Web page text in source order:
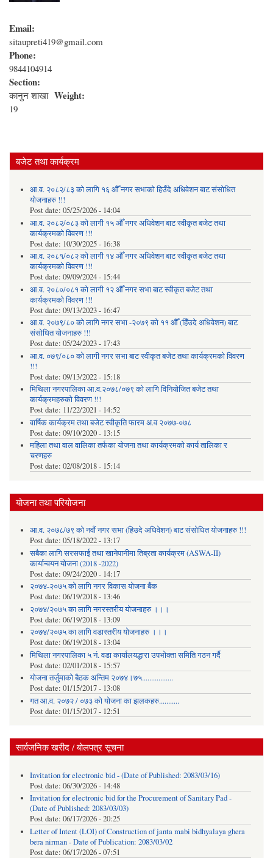
Email:
sitaupreti419@gmail.com
Phone:
9844104914
Section:
कानुन शाखा Weight:
19
बजेट तथा कार्यक्रम
आ.व. २०८२/८३ को लागि १६ औँ नगर सभाको हिउँदे अधिवेशन बाट संसोधित
योजनाहरु !!!
Post date: 05/25/2026 - 14:04
आ.व. २०८२/०८३ को लागी १५ औँ नगर अधिवेशन बाट स्वीकृत बजेट तथा
कार्यक्रमको विवरण !!!
Post date: 10/30/2025 - 16:38
आ.व. २०८१/०८२ को लागी १४ औँ नगर अधिवेशन बाट स्वीकृत बजेट तथा
कार्यक्रमको विवरण !!!
Post date: 09/09/2024 - 15:44
आ.व. २०८०/०८१ को लागी १२ औँ नगर सभा बाट स्वीकृत बजेट तथा
कार्यक्रमको विवरण !!!
Post date: 09/13/2023 - 16:47
आ.व. २०७९/८० को लागि नगर सभा -२०७९ को ११ औँ (हिँउदे अधिवेशन) बाट
संसोधित योजनाहरु !!!
Post date: 05/24/2023 - 17:43
आ.व. ०७९/०८० को लागी नगर सभा बाट स्वीकृत बजेट तथा कार्यक्रमको विवरण
!!!
Post date: 09/13/2022 - 15:18
मिथिला नगरपालिका आ.व.२०७८/०७९ को लागि विनियोजित बजेट तथा
कार्यक्रमहरुको विवरण !!!
Post date: 11/22/2021 - 14:52
वार्षिक कार्यक्रम तथा बजेट स्वीकृति फारम अ.व २०७७-०७८
Post date: 09/10/2020 - 13:15
महिला तथा वाल वालिका तर्फका याेजना तथा कार्यक्रमकाे कार्य तालिका र
चरणहरु
Post date: 02/08/2018 - 15:14
योजना तथा परियोजना
आ.व. २०७८/७९ को नवौं नगर सभा (हिउदे अधिवेशन) बाट संसोधित योजनाहरु !!!
Post date: 05/18/2022 - 13:17
सबैका लागि सरसफाई तथा खानेपानीमा तिब्रता कार्यक्रम (ASWA-II)
कार्यान्वयन योजना (2018 -2022)
Post date: 09/24/2020 - 14:17
२०७४-२०७५ को लागि नगर विकास योजना बैंक
Post date: 06/19/2018 - 13:46
२०७४/२०७५ का लागि नगरस्तरीय योजनाहरु ।।।
Post date: 06/19/2018 - 13:09
२०७४/२०७५ का लागि वडास्तरीय योजनाहरु ।।।
Post date: 06/19/2018 - 13:04
मिथिला नगरपालिका ५ नं. वडा कार्यालयद्धारा उपभोक्ता समिति गठन गर्दै
Post date: 02/01/2018 - 15:57
याेजना तर्जुमाकाे बैठक अन्तिम २०७४।७५.................
Post date: 01/15/2017 - 13:08
गत आ.व. २०७२ / ०७३ को योजना का झलकहरु...........
Post date: 01/15/2017 - 12:51
सार्वजनिक खरीद / बोलपत्र सूचना
Invitation for electronic bid - (Date of Published: 2083/03/16)
Post date: 06/30/2026 - 14:48
Invitation for electronic bid for the Procurement of Sanitary Pad -
(Date of Published: 2083/03/03)
Post date: 06/17/2026 - 20:25
Letter of Intent (LOI) of Construction of janta mabi bidhyalaya ghera
bera nirman - Date of Publication: 2083/03/02
Post date: 06/17/2026 - 07:51